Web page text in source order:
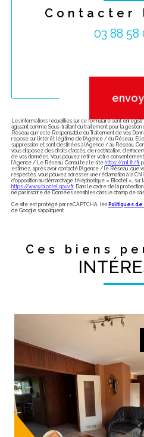
Contacter
03 88 58
Les informations recueillies sur ce formulaire sont
agissant comme Sous-traitant du traitement pour la
Réseau qui reste Responsable du Traitement de vos
repose sur l'intérêt légitime de l'Agence / du Réseau.
suppression et sont destinées à l'Agence / au Réseau.
vous disposez des droits d’accès, de rectification,
de vos données. Vous pouvez retirer votre
l’Agence / Le Réseau. Consultez le site https://cnil.fr/fr
estimez, après avoir contacté l'Agence / le Réseau, que
respectés, vous pouvez adresser une réclamation à la
d'opposition au démarchage téléphonique « Bloctel », sur
https://www.bloctel.gouv.fr. Dans le cadre de la
ne pas inscrire de Données sensibles dans le champ de
Ce site est protégé par reCAPTCHA, les Politiques
de Google s'appliquent.
Ces biens
voir le